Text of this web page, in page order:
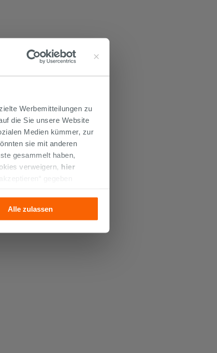
Werbemitteilungen zu
die Sie unsere Website
Medien kümmer, zur
sie mit anderen
gesammelt haben,
verweigern, hier
gegeben
Alle zulassen